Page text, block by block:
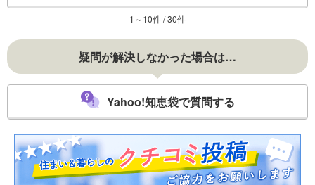
1～10件 / 30件
疑問が解決しなかった場合は…
Yahoo!知恵袋で質問する